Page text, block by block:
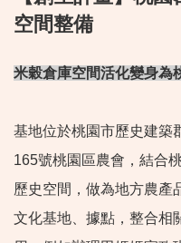
空間整備
米穀倉庫空間活化變身為
基地位於桃園市歷史建築
165號桃園區農會，結合
歷史空間，做為地方農產
文化基地、據點，整合相